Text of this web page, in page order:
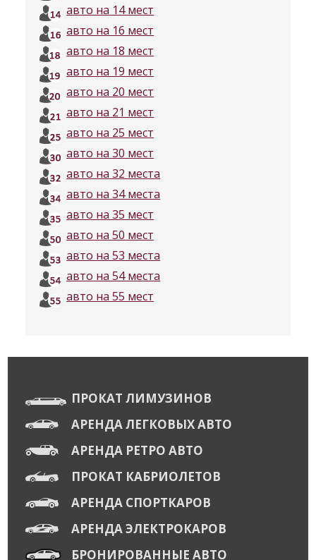
авто на 14 мест
авто на 16 мест
авто на 18 мест
авто на 19 мест
авто на 20 мест
авто на 21 мест
авто на 25 мест
авто на 30 мест
авто на 32 места
авто на 34 места
авто на 35 мест
авто на 50 мест
авто на 53 места
авто на 54 места
авто на 55 мест
ПРОКАТ ЛИМУЗИНОВ
АРЕНДА ЛЕГКОВЫХ АВТО
АРЕНДА РЕТРО АВТО
ПРОКАТ КАБРИОЛЕТОВ
АРЕНДА СПОРТКАРОВ
АРЕНДА ЭЛЕКТРОКАРОВ
БРОНИРОВАННЫЕ АВТО